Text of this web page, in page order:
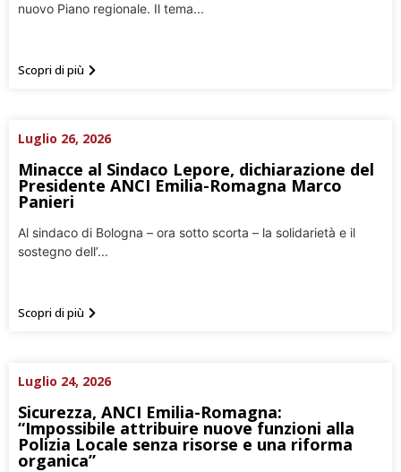
nuovo Piano regionale. Il tema...
Scopri di più
Luglio 26, 2026
Minacce al Sindaco Lepore, dichiarazione del
Presidente ANCI Emilia-Romagna Marco
Panieri
Al sindaco di Bologna – ora sotto scorta – la solidarietà e il
sostegno dell’...
Scopri di più
Luglio 24, 2026
Sicurezza, ANCI Emilia-Romagna:
“Impossibile attribuire nuove funzioni alla
Polizia Locale senza risorse e una riforma
organica”